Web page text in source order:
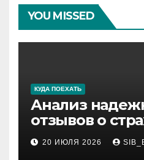
YOU MISSED
КУДА ПОЕХАТЬ
Анализ
отзывов о
компаниях по
года
20 ИЮЛЯ 2026